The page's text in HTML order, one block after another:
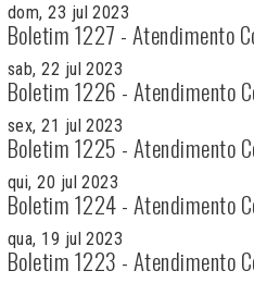
dom, 23 jul 2023
Boletim 1227 - Atendimento
sab, 22 jul 2023
Boletim 1226 - Atendimento
sex, 21 jul 2023
Boletim 1225 - Atendimento
qui, 20 jul 2023
Boletim 1224 - Atendimento
qua, 19 jul 2023
Boletim 1223 - Atendimento